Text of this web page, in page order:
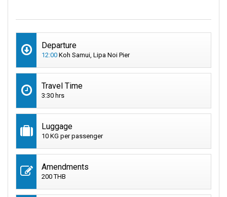
Departure
12:00 Koh Samui, Lipa Noi Pier
Travel Time
3:30 hrs
Luggage
10 KG per passenger
Amendments
200 THB